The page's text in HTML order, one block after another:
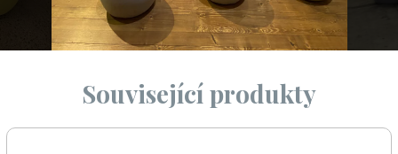
Související produkty